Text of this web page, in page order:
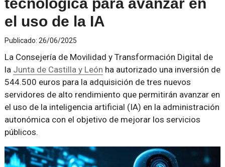
el uso de la IA
Publicado: 26/06/2025
La Consejería de Movilidad y Transformación Digital de
la Junta de Castilla y León ha autorizado una inversión de
544.500 euros para la adquisición de tres nuevos
servidores de alto rendimiento que permitirán avanzar en
el uso de la inteligencia artificial (IA) en la administración
autonómica con el objetivo de mejorar los servicios
públicos.